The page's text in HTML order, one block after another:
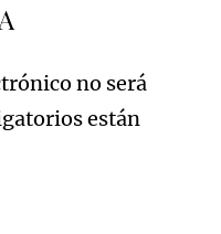
no será
están